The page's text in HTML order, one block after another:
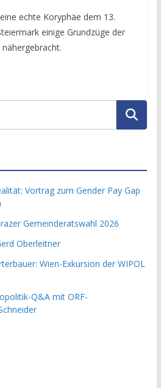
echte Koryphäe dem 13.
einige Grundzüge der
Vortrag zum Gender Pay Gap
Gemeinderatswahl 2026
Oberleitner
Wien-Exkursion der WIPOL
Q&A mit ORF-